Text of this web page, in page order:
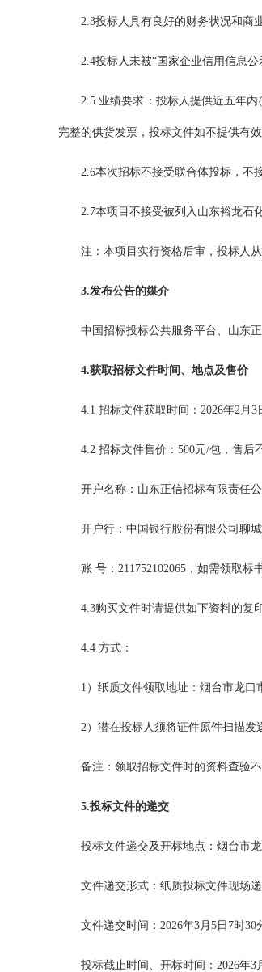
2.3投标人具有良好的财务状况和商
2.4投标人未被“国家企业信用信息公
2.5 业绩要求：投标人提供近五年
完整的供货发票 ，投标文件如不提供有
2.6本次招标不接受联合体投标，不
2.7本项目不接受被列入山东裕龙石
注：本项目实行资格后审，投标人
3.发布公告的媒介
中国招标投标公共服务平台、山东
4.获取招标文件时间、地点及售价
4.1 招标文件获取时间：2026年2月 3
4.2 招标文件售价：500元/包，售后
开户名称：山东正信招标有限责任公
开户行：中国银行股份有限公司聊
账 号： 211752102065，如需领取标
4.3购买文件时请提供如下资料的复
4.4 方式：
1）纸质文件领取地址：烟台市龙口
2）潜在投标人须将证件原件扫描发
备注：领取招标文件时的资料查验
5.投标文件的递交
投标文件递交及开标地点：烟台市
文件递交形式：纸质投标文件现场
文件递交时间： 2026年3月 5 日 7时30
投标截止时间、开标时间： 2026年3